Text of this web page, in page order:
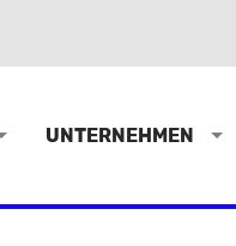
UNTERNEHMEN